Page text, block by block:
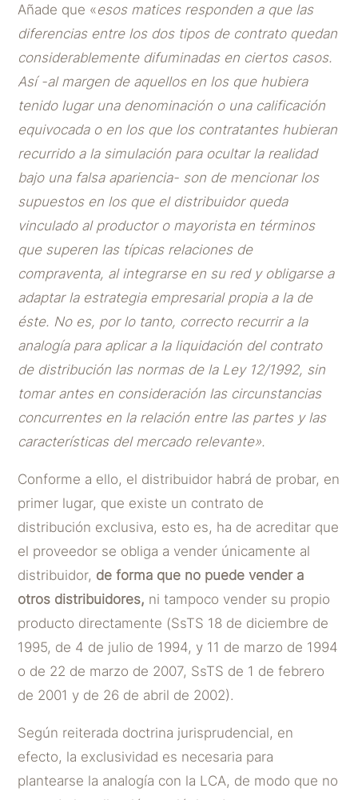
Añade que «esos matices responden a que las
diferencias entre los dos tipos de contrato quedan
considerablemente difuminadas en ciertos casos.
Así -al margen de aquellos en los que hubiera
tenido lugar una denominación o una calificación
equivocada o en los que los contratantes hubieran
recurrido a la simulación para ocultar la realidad
bajo una falsa apariencia- son de mencionar los
supuestos en los que el distribuidor queda
vinculado al productor o mayorista en términos
que superen las típicas relaciones de
compraventa, al integrarse en su red y obligarse a
adaptar la estrategia empresarial propia a la de
éste. No es, por lo tanto, correcto recurrir a la
analogía para aplicar a la liquidación del contrato
de distribución las normas de la Ley 12/1992, sin
tomar antes en consideración las circunstancias
concurrentes en la relación entre las partes y las
características del mercado relevante».
Conforme a ello, el distribuidor habrá de probar, en
primer lugar, que existe un contrato de
distribución exclusiva, esto es, ha de acreditar que
el proveedor se obliga a vender únicamente al
distribuidor, de forma que no puede vender a
otros distribuidores, ni tampoco vender su propio
producto directamente (SsTS 18 de diciembre de
1995, de 4 de julio de 1994, y 11 de marzo de 1994
o de 22 de marzo de 2007, SsTS de 1 de febrero
de 2001 y de 26 de abril de 2002).
Según reiterada doctrina jurisprudencial, en
efecto, la exclusividad es necesaria para
plantearse la analogía con la LCA, de modo que no